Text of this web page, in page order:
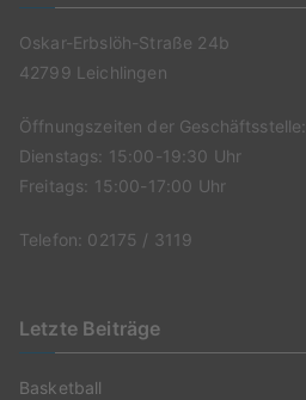
Oskar-Erbslöh-Straße 24b
42799 Leichlingen
Öffnungszeiten der Geschäftsstelle:
Dienstags: 15:00-19:30 Uhr
Freitags: 15:00-17:00 Uhr
Telefon: 02175 / 3119
Letzte Beiträge
Basketball